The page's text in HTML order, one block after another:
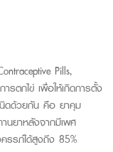
Pills,
ตกไข่ เพื่อให้เกิดการตั้ง
นิดด้วยกัน คือ ยาคุม
นยาหลังจากมีเพศ
รรภ์ได้สูงถึง 85%